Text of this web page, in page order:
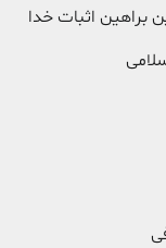
براهین اثبات خدا